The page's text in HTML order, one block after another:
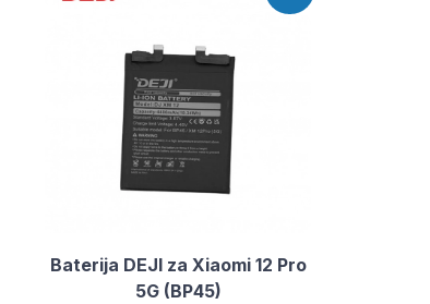
Baterija DEJI za Xiaomi 12 Pro
5G (BP45)